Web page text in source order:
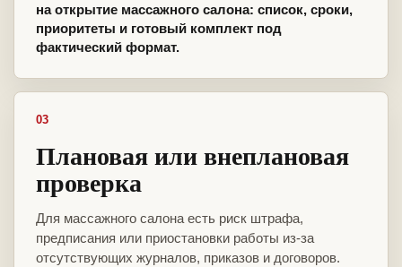
на открытие массажного салона: список, сроки,
приоритеты и готовый комплект под
фактический формат.
03
Плановая или внеплановая
проверка
Для массажного салона есть риск штрафа,
предписания или приостановки работы из-за
отсутствующих журналов, приказов и договоров.